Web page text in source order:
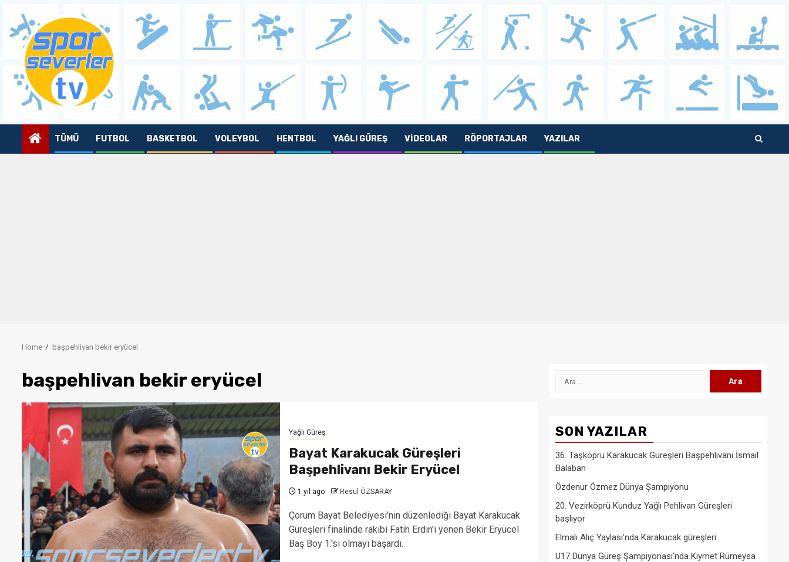
content
TÜMÜ FUTBOL BASKETBOL VOLEYBOL HENTBOL YAĞLI GÜREŞ VIDEOLAR RÖPORTAJLAR YAZILAR
Home başpehlivan bekir eryücel
başpehlivan bekir eryücel
Yağlı Güreş
Bayat Karakucak Güreşleri
Başpehlivanı Bekir Eryücel
1 yıl ago Resul ÖZSARAY
Çorum Bayat Belediyesi'nin düzenlediği Bayat Karakucak
Güreşleri finalinde rakibi Fatih Erdin'i yenen Bekir Eryücel
Baş Boy 1.'si olmayı başardı.
Arama:
SON YAZILAR
36. Taşköprü Karakucak Güreşleri Başpehlivanı İsmail
Balaban
Özdenur Özmez Dünya Şampiyonu
20. Vezirköprü Kunduz Yağlı Pehlivan Güreşleri
başlıyor
Elmalı Alıç Yaylası’nda Karakucak güreşleri
U17 Dünya Güreş Şampiyonası’nda Kıymet Rümeysa